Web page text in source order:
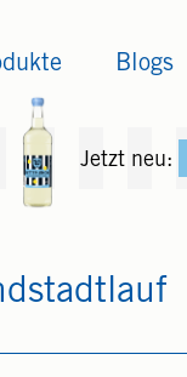
Blogs
Jetzt neu: